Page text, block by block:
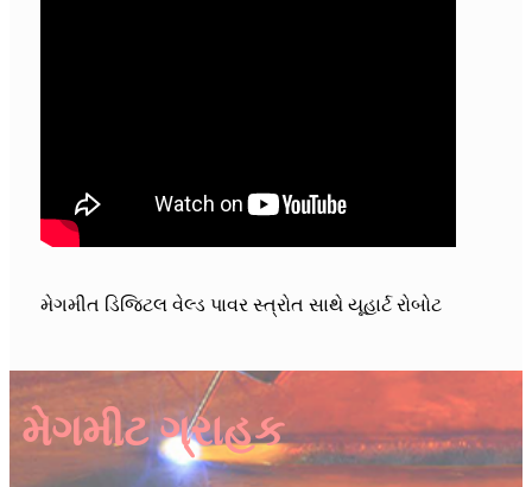
મેગમીત ડિજિટલ વેલ્ડ પાવર સ્ત્રોત સાથે યૂહાર્ટ રોબોટ
મેગમીટ ગ્રાહક